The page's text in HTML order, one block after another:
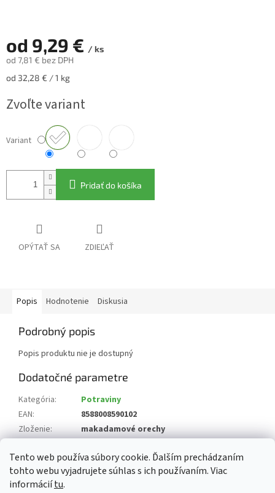
Tento web používa súbory cookie. Ďalším prechádzaním
tohto webu vyjadrujete súhlas s ich používaním. Viac
informáciítu.
od 9,29 € / ks
od 7,81 € bez DPH
Jednotková
od 32,28 € / 1 kg
Zvoľte variant
Variant
Pridať do košíka
OPÝTAŤ SA ZDIEĽAŤ
Popis Hodnotenie Diskusia
Podrobný popis
Popis produktu nie je dostupný
Dodatočné parametre
Kategória:
Potraviny
EAN:
8588008590102
Zloženie:
makadamové orechy
? Alergény: 8 orechy a výrobky z nich